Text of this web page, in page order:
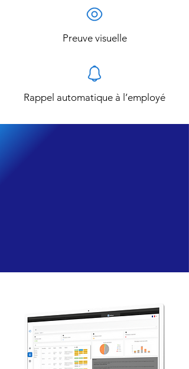
Preuve visuelle
Rappel automatique à l’employé